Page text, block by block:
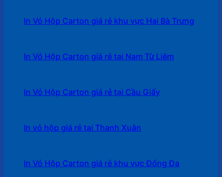
In Vỏ Hộp Carton giá rẻ khu vực Hai Bà Trưng
In Vỏ Hộp Carton giá rẻ tại Nam Từ Liêm
In Vỏ Hộp Carton giá rẻ tại Cầu Giấy
In vỏ hộp giá rẻ tại Thanh Xuân
In Vỏ Hộp Carton giá rẻ khu vực Đống Đa